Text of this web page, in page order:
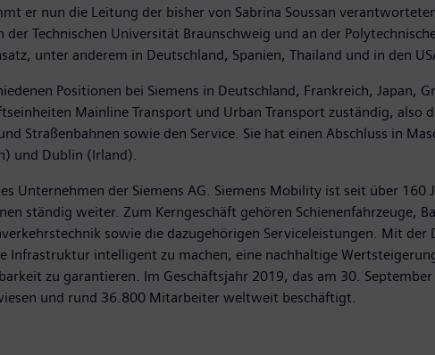
er nun die Leitung der bisher von Sabrina Soussan
der Technischen Universität Braunschweig und an der
unter anderem in Deutschland, Spanien, Thailand und in den
Positionen bei Siemens in Deutschland, Frankreich,
Mainline Transport und Urban Transport zuständig, also
Straßenbahnen sowie den Service. Sie hat einen Abschluss in
und Dublin (Irland).
Unternehmen der Siemens AG. Siemens Mobility ist seit über
ständig weiter. Zum Kerngeschäft gehören Schienenfahrzeuge,
sowie die dazugehörigen Serviceleistungen. Mit
intelligent zu machen, eine nachhaltige
zu garantieren. Im Geschäftsjahr 2019, das am 30.
und rund 36.800 Mitarbeiter weltweit beschäftigt.